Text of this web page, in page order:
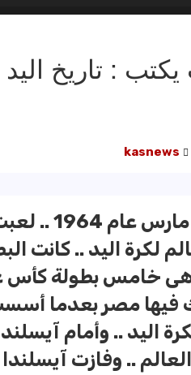
: تاريخ
kasnews
فى السادس
لكرة اليد .. كانت
خامس بطولة كأس
اليد .. وأمام